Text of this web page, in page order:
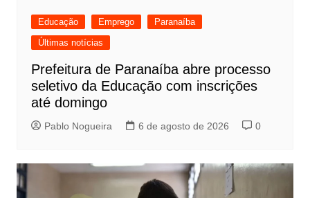
Educação Emprego
Paranaíba
Últimas notícias
Prefeitura de Paranaíba abre processo
seletivo da Educação com inscrições
até domingo
Pablo Nogueira 6 de agosto de 2026 0